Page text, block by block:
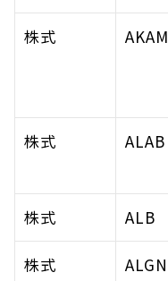
株式 AKAM
株式 ALAB
株式 ALB
株式 ALGN